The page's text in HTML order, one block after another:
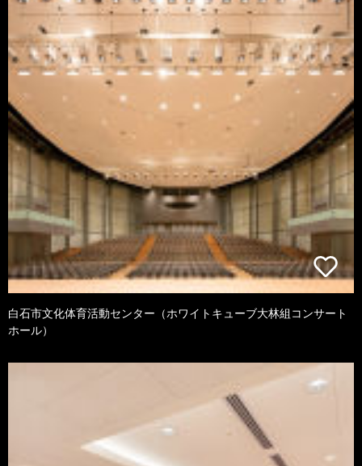
白石市文化体育活動センター（ホワイトキューブ大林組コンサート
ホール）